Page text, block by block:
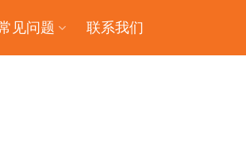
见问题 联系我们